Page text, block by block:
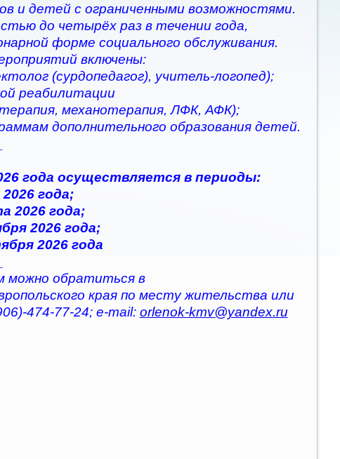
и детей с ограниченными возможностями.
до четырёх раз в течении года,
форме социального обслуживания.
включены:
(сурдопедагог), учитель-логопед);
реабилитации
механотерапия, ЛФК, АФК);
дополнительного образования детей.
года осуществляется в периоды:
года;
2026 года;
2026 года;
2026 года
можно обратиться в
края по месту жительства или
474-77-24; e-mail: orlenok-kmv@yandex.ru